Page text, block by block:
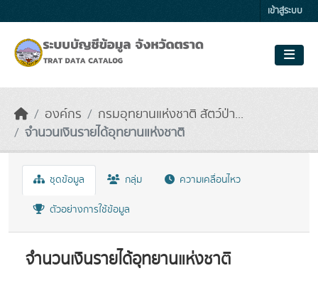
เข้าสู่ระบบ
องค์กร
กรมอุทยานแห่งชาติ สัตว์ป่า...
จำนวนเงินรายได้อุทยานแห่งชาติ
ชุดข้อมูล กลุ่ม ความเคลื่อนไหว
ตัวอย่างการใช้ข้อมูล
จำนวนเงินรายได้อุทยานแห่งชาติ